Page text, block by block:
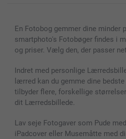
Cover til mobil & tablet
MyNameBook
Fotorammer & Tilbehør
Alle fotoprodukter
Sitemap
Betingelser og garantier
smartbonus
Priser & betaling
En Fotobog gemmer dine minder
smartphoto's Fotobøger findes i
og priser. Vælg den, der passer
Indret med personlige
lærred kan du gemme dine
tilbyder flere, forskellige
dit Lærredsbillede.
Lav seje Fotogaver som Pude
iPadcover eller Musemåtte med